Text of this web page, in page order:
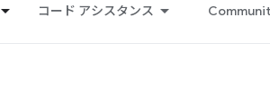
コード アシスタンス